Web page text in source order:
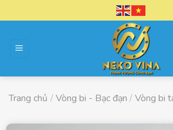
đến
dung
Trang chủ / Vòng bi - Bạc đạn / Vòng bi